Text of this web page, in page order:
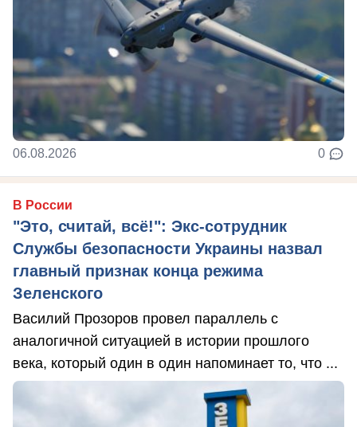
06.08.2026 0
В России
"Это, считай, всё!": Экс-сотрудник
Службы безопасности Украины назвал
главный признак конца режима
Зеленского
Василий Прозоров провел параллель с
аналогичной ситуацией в истории прошлого
века, который один в один напоминает то, что ...